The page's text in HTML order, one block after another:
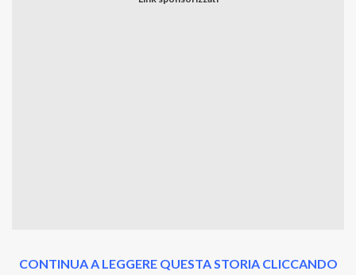
CONTINUA A LEGGERE QUESTA STORIA CLICCANDO